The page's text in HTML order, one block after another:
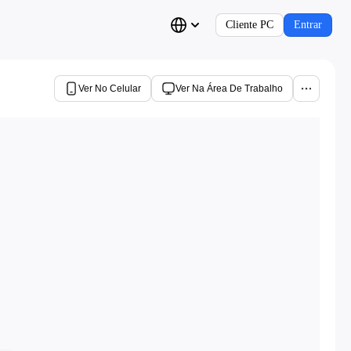
Cliente PC Entrar
Ver No Celular Ver Na Área De Trabalho